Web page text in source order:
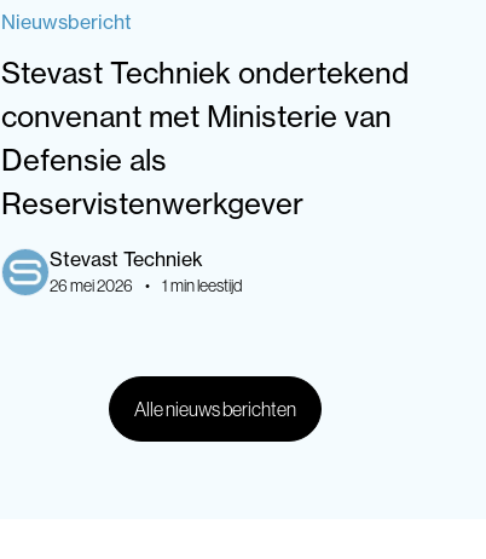
Nieuwsbericht
Stevast Techniek ondertekend
convenant met Ministerie van
Defensie als
Reservistenwerkgever
Stevast Techniek
26 mei 2026 • 1min leestijd
Alle nieuws berichten